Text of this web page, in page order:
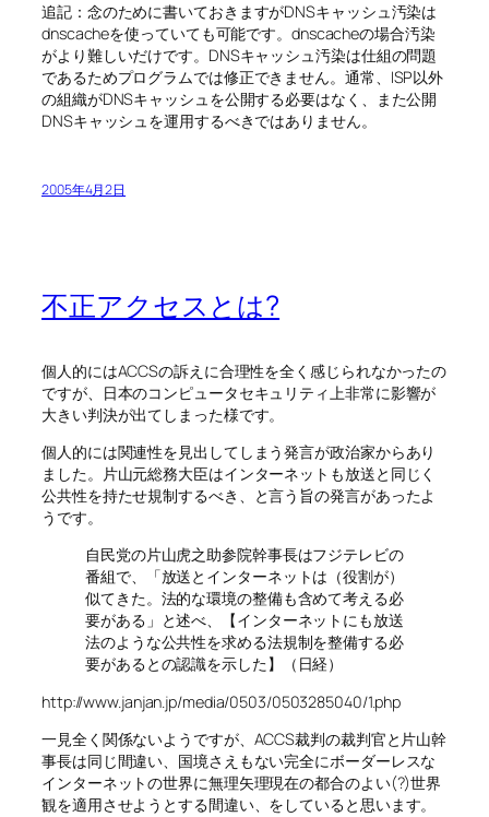
追記：念のために書いておきますがDNSキャッシュ汚染は
dnscacheを使っていても可能です。dnscacheの場合汚染
がより難しいだけです。DNSキャッシュ汚染は仕組の問題
であるためプログラムでは修正できません。通常、ISP以外
の組織がDNSキャッシュを公開する必要はなく、また公開
DNSキャッシュを運用するべきではありません。
2005年4月2日
不正アクセスとは?
個人的にはACCSの訴えに合理性を全く感じられなかったの
ですが、日本のコンピュータセキュリティ上非常に影響が
大きい判決が出てしまった様です。
個人的には関連性を見出してしまう発言が政治家からあり
ました。片山元総務大臣はインターネットも放送と同じく
公共性を持たせ規制するべき、と言う旨の発言があったよ
うです。
自民党の片山虎之助参院幹事長はフジテレビの
番組で、「放送とインターネットは（役割が）
似てきた。法的な環境の整備も含めて考える必
要がある」と述べ、【インターネットにも放送
法のような公共性を求める法規制を整備する必
要があるとの認識を示した】（日経）
http://www.janjan.jp/media/0503/0503285040/1.php
一見全く関係ないようですが、ACCS裁判の裁判官と片山幹
事長は同じ間違い、国境さえもない完全にボーダーレスな
インターネットの世界に無理矢理現在の都合のよい(?)世界
観を適用させようとする間違い、をしていると思います。